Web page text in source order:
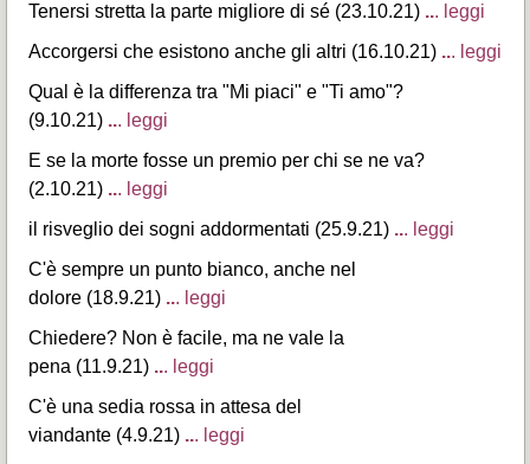
Tenersi stretta la parte migliore di sé (23.10.21) ... leggi
Accorgersi che esistono anche gli altri (16.10.21) ... leggi
Qual è la differenza tra "Mi piaci" e "Ti amo"?
(9.10.21) ... leggi
E se la morte fosse un premio per chi se ne va?
(2.10.21) ... leggi
il risveglio dei sogni addormentati (25.9.21) ... leggi
C'è sempre un punto bianco, anche nel
dolore (18.9.21) ... leggi
Chiedere? Non è facile, ma ne vale la
pena (11.9.21) ... leggi
C'è una sedia rossa in attesa del
viandante (4.9.21) ... leggi